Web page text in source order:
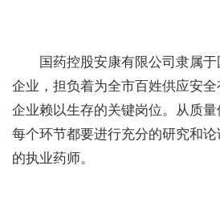
国药控股安康有限公司隶属于
企业，担负着为全市百姓供应安
企业赖以生存的关键岗位。从质
每个环节都要进行充分的研究和
的执业药师。